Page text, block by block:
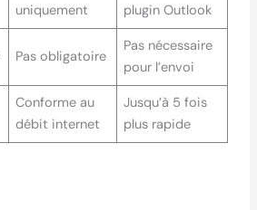
uniquement
plugin Outlook
Pas obligatoire
Pas nécessaire
pour l’envoi
Conforme au
débit internet
Jusqu’à 5 fois
plus rapide